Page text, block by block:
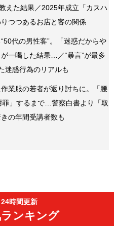
えた結果／2025年成立「カスハ
つつあるお店と客の関係
代の男性客”。「迷惑だからや
一喝した結果…／“暴言”が最多
迷惑行為のリアルも
業服の若者が返り討ちに。「腰
罪」するまで…警察白書より「取
の年間受講者数も
24時間更新
ランキング